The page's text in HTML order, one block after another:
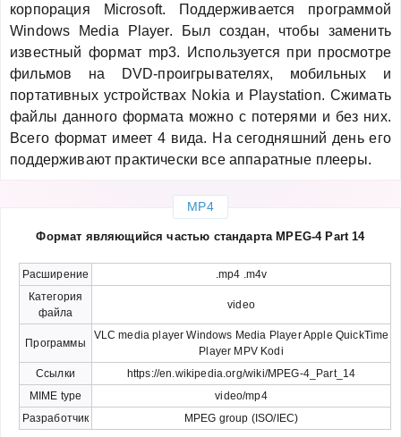
корпорация Microsoft. Поддерживается программой
Windows Media Player. Был создан, чтобы заменить
известный формат mp3. Используется при просмотре
фильмов на DVD-проигрывателях, мобильных и
портативных устройствах Nokia и Playstation. Сжимать
файлы данного формата можно с потерями и без них.
Всего формат имеет 4 вида. На сегодняшний день его
поддерживают практически все аппаратные плееры.
MP4
Формат являющийся частью стандарта MPEG-4 Part 14
Расширение
.mp4 .m4v
Категория
файла
video
Программы
VLC media player Windows Media Player Apple QuickTime
Player MPV Kodi
Ссылки
https://en.wikipedia.org/wiki/MPEG-4_Part_14
MIME type
video/mp4
Разработчик
MPEG group (ISO/IEC)